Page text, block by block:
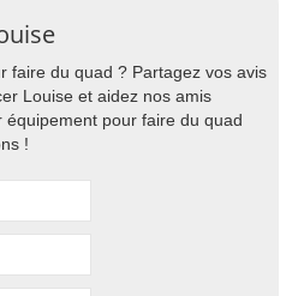
faire du quad ? Partagez vos avis
Louise et aidez nos amis
pour faire du quad
!